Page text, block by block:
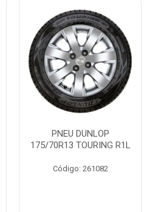
PNEU DUNLOP
175/70R13 TOURING R1L
Código: 261082